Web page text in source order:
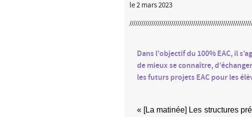
le 2 mars 2023
Dans l’objectif du 100% EAC, il
de mieux se connaître,
les futurs projets EAC pour les
« [La matinée] Les structures